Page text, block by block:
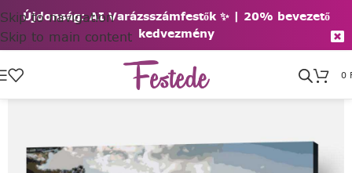
Újdonság: AI Varázsszámfestők ✨ | 20% bevezető
kedvezmény
Skip to navigation
Skip to main content
0